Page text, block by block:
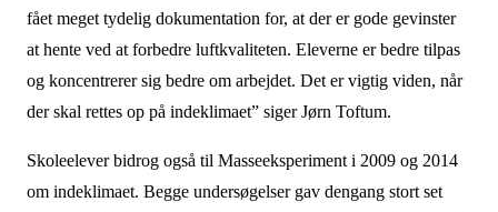
fået meget tydelig dokumentation for, at der er gode gevinster
at hente ved at forbedre luftkvaliteten. Eleverne er bedre tilpas
og koncentrerer sig bedre om arbejdet. Det er vigtig viden, når
der skal rettes op på indeklimaet” siger Jørn Toftum.
Skoleelever bidrog også til Masseeksperiment i 2009 og 2014
om indeklimaet. Begge undersøgelser gav dengang stort set